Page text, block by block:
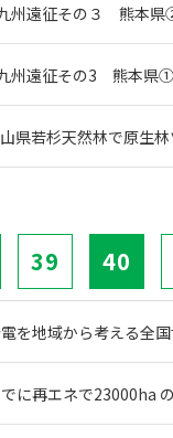
遠征その３ 熊本県
遠征その3 熊本県①
県若杉天然林で原生
39 40
電を地域から考える
に再エネで23000ha